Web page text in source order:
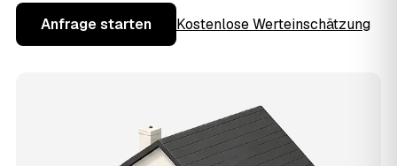
Anfrage starten Kostenlose Werteinschätzung